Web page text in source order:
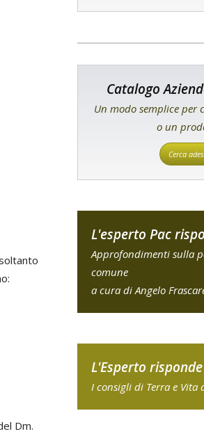
Dm.
Catalogo
Un modo semplice per
o un
Cerca
L'esperto Pac
Approfondimenti sulla
comune
a cura di Angelo
L'Esperto risponde
I consigli di Terra e Vita